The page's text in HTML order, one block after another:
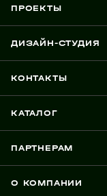
ПРОЕКТЫ
ДИЗАЙН-СТУДИЯ
КОНТАКТЫ
КАТАЛОГ
ПАРТНЕРАМ
О КОМПАНИИ